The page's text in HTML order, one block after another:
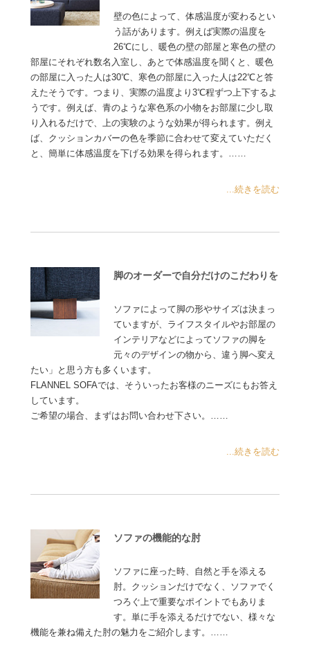
壁の色によって、体感温度が変わるとい
う話があります。例えば実際の温度を
26℃にし、暖色の壁の部屋と寒色の壁の
部屋にそれぞれ数名入室し、あとで体感温度を聞くと、暖色
の部屋に入った人は30℃、寒色の部屋に入った人は22℃と答
えたそうです。つまり、実際の温度より3℃程ずつ上下するよ
うです。例えば、青のような寒色系の小物をお部屋に少し取
り入れるだけで、上の実験のような効果が得られます。例え
ば、クッションカバーの色を季節に合わせて変えていただく
と、簡単に体感温度を下げる効果を得られます。……
...続きを読む
脚のオーダーで自分だけのこだわりを
ソファによって脚の形やサイズは決まっ
ていますが、ライフスタイルやお部屋の
インテリアなどによってソファの脚を
元々のデザインの物から、違う脚へ変え
たい」と思う方も多くいます。
FLANNEL SOFAでは、そういったお客様のニーズにもお答え
しています。
ご希望の場合、まずはお問い合わせ下さい。……
...続きを読む
ソファの機能的な肘
ソファに座った時、自然と手を添える
肘。クッションだけでなく、ソファでく
つろぐ上で重要なポイントでもありま
す。単に手を添えるだけでない、様々な
機能を兼ね備えた肘の魅力をご紹介します。……